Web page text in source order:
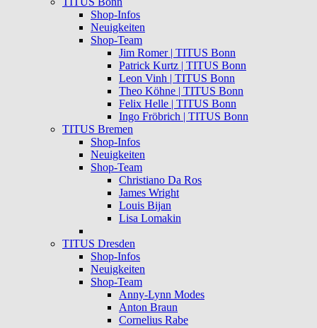
Shop-Infos
Neuigkeiten
Shop-Team
Jim Romer | TITUS Bonn
Patrick Kurtz | TITUS Bonn
Leon Vinh | TITUS Bonn
Theo Köhne | TITUS Bonn
Felix Helle | TITUS Bonn
Ingo Fröbrich | TITUS Bonn
TITUS Bremen
Shop-Infos
Neuigkeiten
Shop-Team
Christiano Da Ros
James Wright
Louis Bijan
Lisa Lomakin
TITUS Dresden
Shop-Infos
Neuigkeiten
Shop-Team
Anny-Lynn Modes
Anton Braun
Cornelius Rabe